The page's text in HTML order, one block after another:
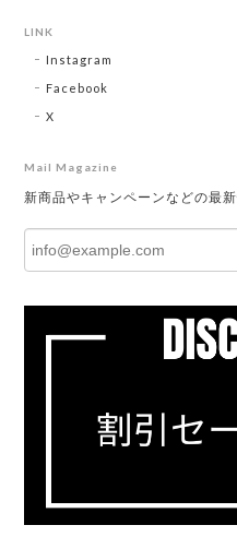
LINK
Instagram
Facebook
X
Mail Magazine
新商品やキャンペーンなどの最